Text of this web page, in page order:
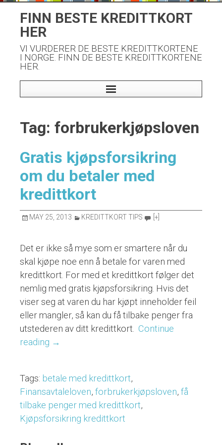
content
FINN BESTE KREDITTKORT
HER
VI VURDERER DE BESTE KREDITTKORTENE
I NORGE. FINN DE BESTE KREDITTKORTENE
HER.
Tag: forbrukerkjøpsloven
Gratis kjøpsforsikring
om du betaler med
kredittkort
MAY 25, 2013 KREDITTKORT TIPS [+]
Det er ikke så mye som er smartere når du
skal kjøpe noe enn å betale for varen med
kredittkort. For med et kredittkort følger det
nemlig med gratis kjøpsforsikring. Hvis det
viser seg at varen du har kjøpt inneholder feil
eller mangler, så kan du få tilbake penger fra
utstederen av ditt kredittkort. Continue
reading “Gratis
du
betaler
med
kredittkort”
→
Tags: betale med kredittkort,
Finansavtaleloven, forbrukerkjøpsloven, få
tilbake penger med kredittkort,
Kjøpsforsikring kredittkort